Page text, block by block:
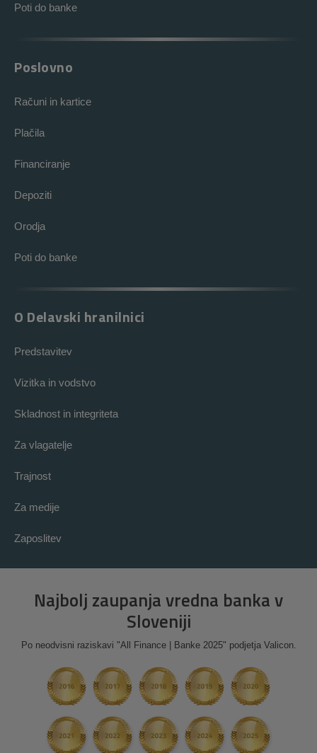
Poti do banke
Poslovno
Računi in kartice
Plačila
Financiranje
Depoziti
Orodja
Poti do banke
O Delavski hranilnici
Predstavitev
Vizitka in vodstvo
Skladnost in integriteta
Za vlagatelje
Trajnost
Za medije
Zaposlitev
Najbolj zaupanja vredna banka v
Sloveniji
Po neodvisni raziskavi "All Finance | Banke 2025" podjetja Valicon.